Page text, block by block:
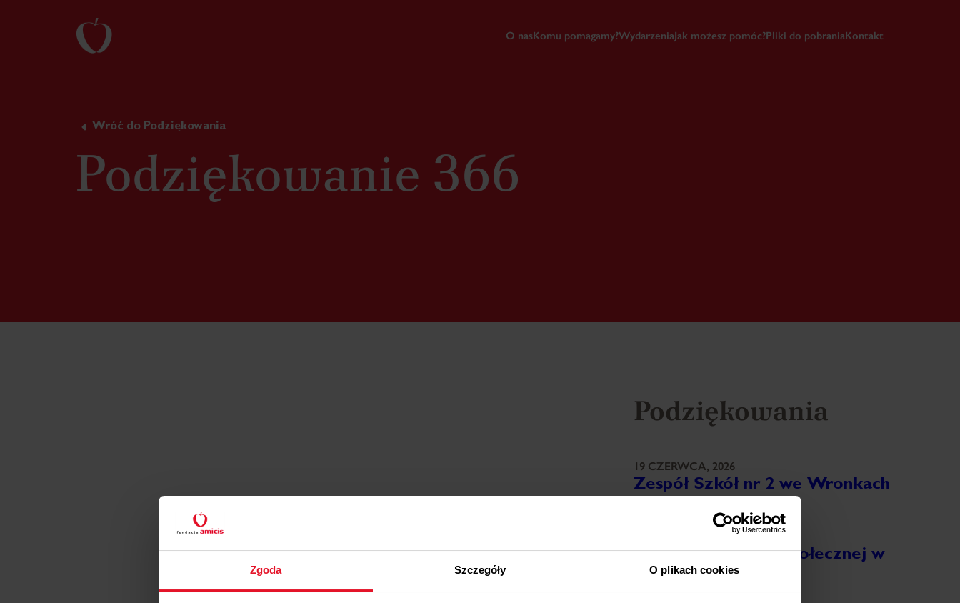
Zgoda Szczegóły O plikach cookies
O nasKomu pomagamy?WydarzeniaJak możesz pomóc?Pliki do pobraniaKontakt
Wróć do Podziękowania
Podziękowanie 366
Podziękowania
19 CZERWCA, 2026
Zespół Szkół nr 2 we Wronkach
18 CZERWCA, 2026
Ośrodek Pomocy Społecznej w
Ostrorogu
Więcej